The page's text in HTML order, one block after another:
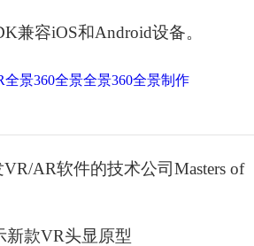
兼容iOS和Android设备。
全景360全景全景360全景制作
AR软件的技术公司Masters of
新款VR头显原型